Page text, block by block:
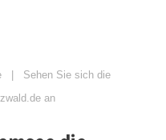
| Sehen Sie sich die
an